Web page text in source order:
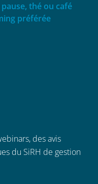
pause, thé ou café
préférée
des avis
du SiRH de gestion